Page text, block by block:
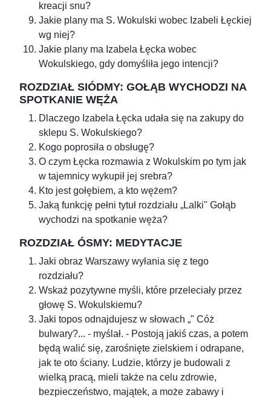
kreacji snu?
Jakie plany ma S. Wokulski wobec Izabeli Łęckiej
wg niej?
Jakie plany ma Izabela Łęcka wobec
Wokulskiego, gdy domyśliła jego intencji?
ROZDZIAŁ SIÓDMY: GOŁĄB WYCHODZI NA
SPOTKANIE WĘŻA
Dlaczego Izabela Łęcka udała się na zakupy do
sklepu S. Wokulskiego?
Kogo poprosiła o obsługę?
O czym Łęcka rozmawia z Wokulskim po tym jak
w tajemnicy wykupił jej srebra?
Kto jest gołębiem, a kto wężem?
Jaką funkcję pełni tytuł rozdziału „Lalki" Gołąb
wychodzi na spotkanie węża?
ROZDZIAŁ ÓSMY: MEDYTACJE
Jaki obraz Warszawy wyłania się z tego
rozdziału?
Wskaż pozytywne myśli, które przeleciały przez
głowę S. Wokulskiemu?
Jaki topos odnajdujesz w słowach „" Cóż
bulwary?... - myślał. - Postoją jakiś czas, a potem
będą walić się, zarośnięte zielskiem i odrapane,
jak te oto ściany. Ludzie, którzy je budowali z
wielką pracą, mieli także na celu zdrowie,
bezpieczeństwo, majątek, a może zabawy i